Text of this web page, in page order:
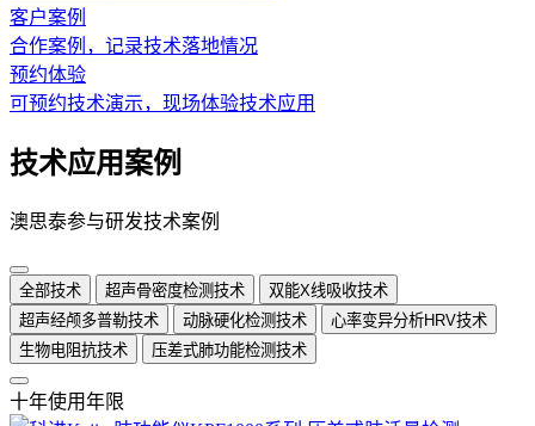
客户案例
合作案例，记录技术落地情况
预约体验
可预约技术演示，现场体验技术应用
技术应用案例
澳思泰参与研发技术案例
全部技术 超声骨密度检测技术
双能X线吸收技术
超声经颅多普勒技术
动脉硬化检测技术
心率变异分析HRV技术
生物电阻抗技术
压差式肺功能检测技术
十年使用年限